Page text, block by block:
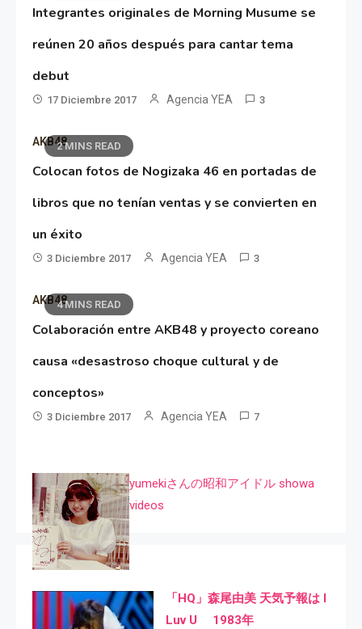
Integrantes originales de Morning Musume se
reúnen 20 años después para cantar tema
debut
17 Diciembre 2017 Agencia YEA 3
2 MINS READ
AKB48
Colocan fotos de Nogizaka 46 en portadas de
libros que no tenían ventas y se convierten en
un éxito
3 Diciembre 2017 Agencia YEA 3
4 MINS READ
AKB48
Colaboración entre AKB48 y proyecto coreano
causa «desastroso choque cultural y de
conceptos»
3 Diciembre 2017 Agencia YEA 7
yumekiさんの昭和アイドル showa
videos
「HQ」森尾由美 天気予報は I
Luv U 1983年